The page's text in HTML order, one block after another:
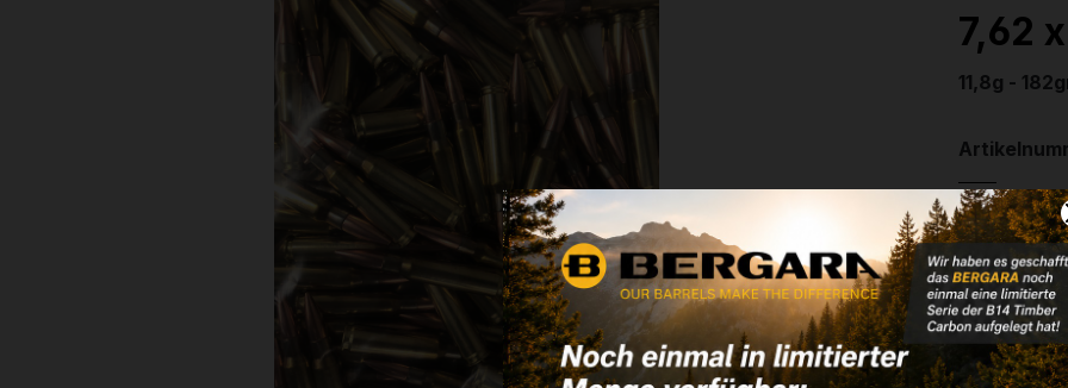
7,62
11,8g -
Weitere
✔ VE: 100
133,50
✔ Auf